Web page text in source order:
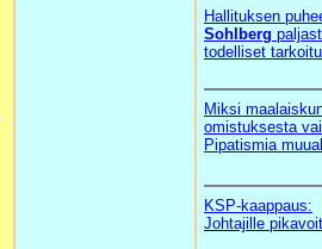
Hallituksen
Sohlberg
todelliset
Miksi
omistuksesta
Pipatismia
KSP-kaappaus:
Johtajille